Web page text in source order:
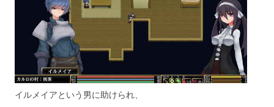
イルメイアという男に助けられ、